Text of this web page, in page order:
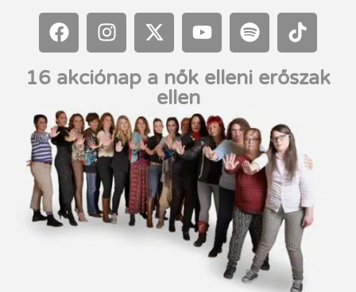
16 akciónap a nők elleni erőszak
ellen